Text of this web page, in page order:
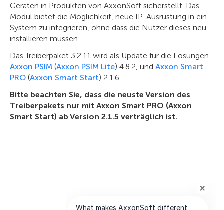
Geräten in Produkten von AxxonSoft sicherstellt. Das
Modul bietet die Möglichkeit, neue IP-Ausrüstung in ein
System zu integrieren, ohne dass die Nutzer dieses neu
installieren müssen.
Das Treiberpaket 3.2.11 wird als Update für die Lösungen
Axxon PSIM (Axxon PSIM Lite) 4.8.2, und Axxon Smart
PRO (Axxon Smart Start) 2.1.6.
Bitte beachten Sie, dass die neuste Version des
Treiberpakets nur mit Axxon Smart PRO (Axxon
Smart Start) ab Version 2.1.5 verträglich ist.